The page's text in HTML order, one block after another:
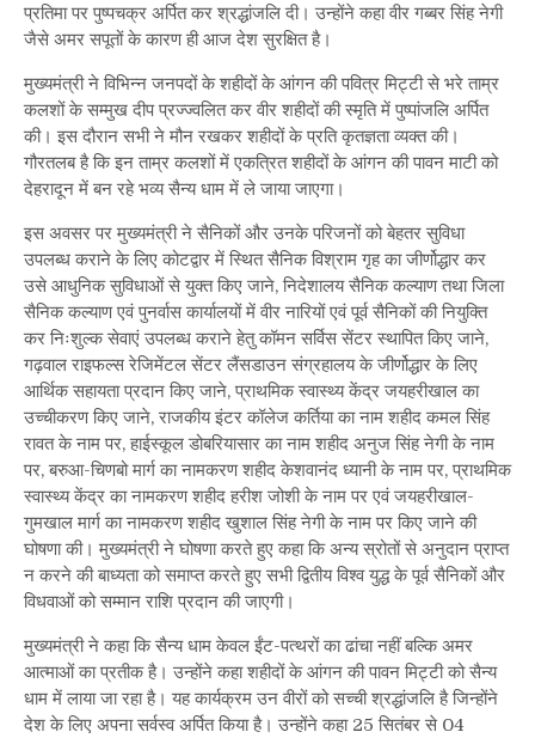
प्रतिमा पर पुष्पचक्र अर्पित कर श्रद्धांजलि दी। उन्होंने कहा वीर गब्बर सिंह नेगी
जैसे अमर सपूतों के कारण ही आज देश सुरक्षित है।
मुख्यमंत्री ने विभिन्न जनपदों के शहीदों के आंगन की पवित्र मिट्टी से भरे ताम्र
कलशों के सम्मुख दीप प्रज्ज्वलित कर वीर शहीदों की स्मृति में पुष्पांजलि अर्पित
की। इस दौरान सभी ने मौन रखकर शहीदों के प्रति कृतज्ञता व्यक्त की।
गौरतलब है कि इन ताम्र कलशों में एकत्रित शहीदों के आंगन की पावन माटी को
देहरादून में बन रहे भव्य सैन्य धाम में ले जाया जाएगा।
इस अवसर पर मुख्यमंत्री ने सैनिकों और उनके परिजनों को बेहतर सुविधा
उपलब्ध कराने के लिए कोटद्वार में स्थित सैनिक विश्राम गृह का जीर्णोद्धार कर
उसे आधुनिक सुविधाओं से युक्त किए जाने, निदेशालय सैनिक कल्याण तथा जिला
सैनिक कल्याण एवं पुनर्वास कार्यालयों में वीर नारियों एवं पूर्व सैनिकों की नियुक्ति
कर निःशुल्क सेवाएं उपलब्ध कराने हेतु कॉमन सर्विस सेंटर स्थापित किए जाने,
गढ़वाल राइफल्स रेजिमेंटल सेंटर लैंसडाउन संग्रहालय के जीर्णोद्धार के लिए
आर्थिक सहायता प्रदान किए जाने, प्राथमिक स्वास्थ्य केंद्र जयहरीखाल का
उच्चीकरण किए जाने, राजकीय इंटर कॉलेज कर्तिया का नाम शहीद कमल सिंह
रावत के नाम पर, हाईस्कूल डोबरियासार का नाम शहीद अनुज सिंह नेगी के नाम
पर, बरुआ-चिणबो मार्ग का नामकरण शहीद केशवानंद ध्यानी के नाम पर, प्राथमिक
स्वास्थ्य केंद्र का नामकरण शहीद हरीश जोशी के नाम पर एवं जयहरीखाल-
गुमखाल मार्ग का नामकरण शहीद खुशाल सिंह नेगी के नाम पर किए जाने की
घोषणा की। मुख्यमंत्री ने घोषणा करते हुए कहा कि अन्य स्रोतों से अनुदान प्राप्त
न करने की बाध्यता को समाप्त करते हुए सभी द्वितीय विश्व युद्ध के पूर्व सैनिकों और
विधवाओं को सम्मान राशि प्रदान की जाएगी।
मुख्यमंत्री ने कहा कि सैन्य धाम केवल ईंट-पत्थरों का ढांचा नहीं बल्कि अमर
आत्माओं का प्रतीक है। उन्होंने कहा शहीदों के आंगन की पावन मिट्टी को सैन्य
धाम में लाया जा रहा है। यह कार्यक्रम उन वीरों को सच्ची श्रद्धांजलि है जिन्होंने
देश के लिए अपना सर्वस्व अर्पित किया है। उन्होंने कहा 25 सितंबर से 04